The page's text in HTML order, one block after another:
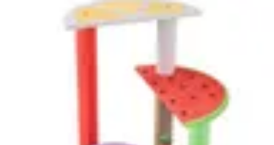
Alimentation saineArticles Mensuels